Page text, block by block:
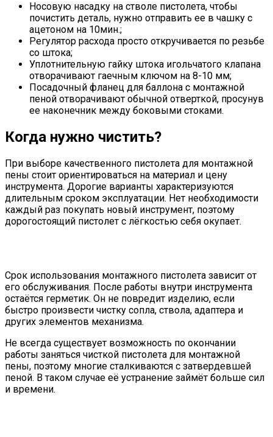
Носовую насадку на стволе пистолета, чтобы
почистить деталь, нужно отправить ее в чашку с
ацетоном на 10мин.;
Регулятор расхода просто откручивается по резьбе
со штока;
Уплотнительную гайку штока игольчатого клапана
отворачивают гаечным ключом на 8-10 мм;
Посадочный фланец для баллона с монтажной
пеной отворачивают обычной отверткой, просунув
ее наконечник между боковыми стоками.
Когда нужно чистить?
При выборе качественного пистолета для монтажной
пены стоит ориентироваться на материал и цену
инструмента. Дорогие варианты характеризуются
длительным сроком эксплуатации. Нет необходимости
каждый раз покупать новый инструмент, поэтому
дорогостоящий пистолет с лёгкостью себя окупает.
Срок использования монтажного пистолета зависит от
его обслуживания. После работы внутри инструмента
остаётся герметик. Он не повредит изделию, если
быстро произвести чистку сопла, ствола, адаптера и
других элементов механизма.
Не всегда существует возможность по окончании
работы заняться чисткой пистолета для монтажной
пены, поэтому многие сталкиваются с затвердевшей
пеной. В таком случае её устранение займёт больше сил
и времени.